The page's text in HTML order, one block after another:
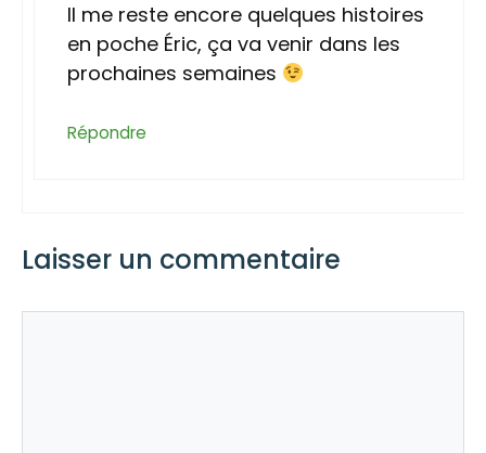
Il me reste encore quelques histoires
en poche Éric, ça va venir dans les
prochaines semaines
Répondre
Laisser un commentaire